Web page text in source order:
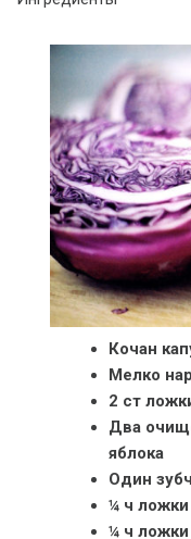
Кочан
Мелко
2 ст
Два
яблока
Один
¼ ч ложки
¼ ч